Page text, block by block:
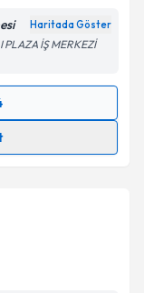
Haritada Göster
İŞ MERKEZİ
ile